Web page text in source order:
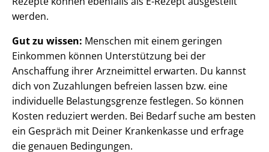
werden.
Gut zu wissen: Menschen mit einem geringen
Einkommen können Unterstützung bei der
Anschaffung ihrer Arzneimittel erwarten. Du kannst
dich von Zuzahlungen befreien lassen bzw. eine
individuelle Belastungsgrenze festlegen. So können
Kosten reduziert werden. Bei Bedarf suche am besten
ein Gespräch mit Deiner Krankenkasse und erfrage
die genauen Bedingungen.